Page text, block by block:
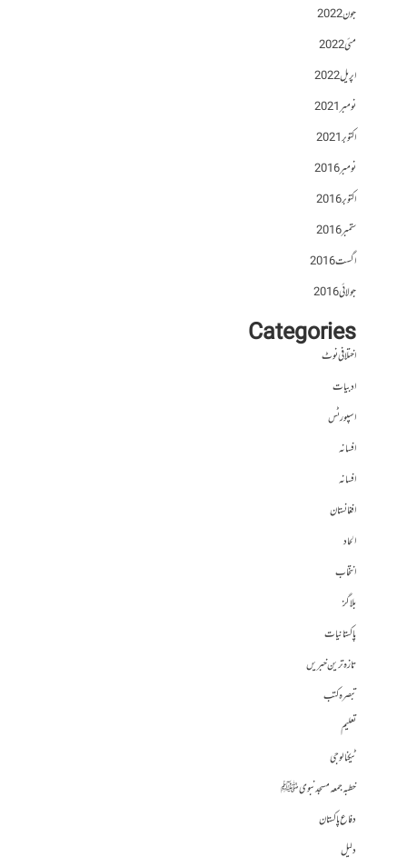
جون 2022
مئی 2022
اپریل 2022
نومبر 2021
اکتوبر 2021
نومبر 2016
اکتوبر 2016
ستمبر 2016
اگست 2016
جولائی 2016
Categories
اختلافی نوٹ
ادبیات
اسپورٹس
افسانہ
افسانہ
افغانستان
الحاد
انتخاب
بلاگز
پاکستانیات
تازہ ترین خبریں
تبصرہ کتب
تعلیم
ٹیکنالوجی
خطبہ جمعہ مسجد نبوی ﷺ
دفاع پاکستان
دلیل